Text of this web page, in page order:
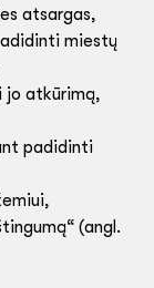
atsargas,
miestų
jo atkūrimą,
padidinti
(angl.